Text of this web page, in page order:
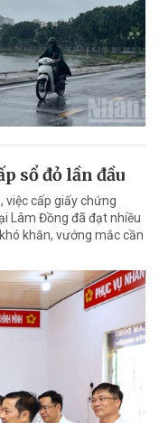
sổ đỏ lần đầu
việc cấp giấy chứng
Lâm Đồng đã đạt nhiều
khăn, vướng mắc cần